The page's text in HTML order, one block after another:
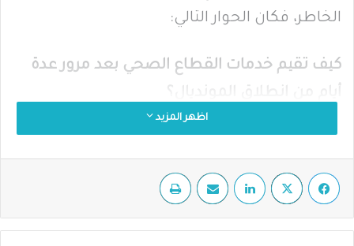
الخاطر، فكان الحوار التالي:
كيف تقيم خدمات القطاع الصحي بعد مرور عدة
لتقديم الخدمات الصحية خلال بطولة كأس العالم
فيفا قطر 2022، وقد تلقى جميع المشجعين
اظهر المزيد
فيسبوك لينكدإن مشاركة عبر البريد